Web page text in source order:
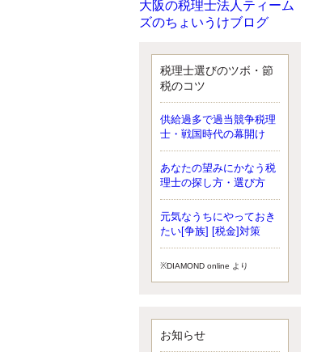
大阪の税理士法人ティーム
ズのちょいうけブログ
なったことに気付いた、税理士の
北井です。寂しいです。 先日、テ
ィームズイベントとしてバーベキ
ップしようと思いましたが、そこ
はセンスある後のブロガーに任せ
ようと思います。
更新:2017年5月1日(大阪市北区)
---------------------
サクセス会計事務所
サクセス税理士のお役立ち
ブログ
平成２７年１月１日以降開始の相
続より、相続税の基礎控除額（相
続税が課税されない遺産の上限
しています。
更新:2017年5月1日(大阪市中央区)
税理士選びのツボ・節
税のコツ
供給過多で過当競争税理
士・戦国時代の幕開け
あなたの望みにかなう税
理士の探し方・選び方
元気なうちにやっておき
たい[争族] [税金]対策
※DIAMOND online より
お知らせ